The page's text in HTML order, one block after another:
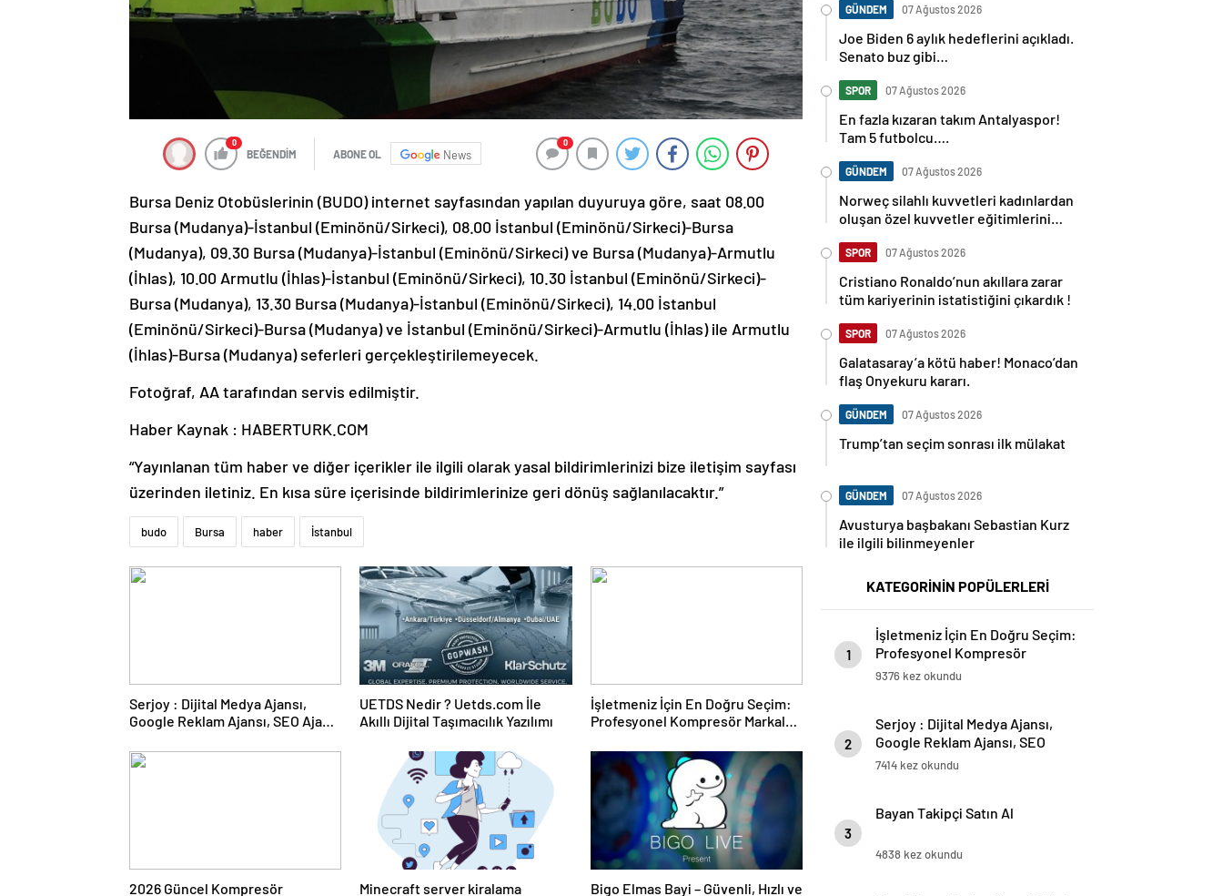
0
BEĞENDİM ABONE OL News
0
Bursa Deniz Otobüslerinin (BUDO) internet sayfasından yapılan duyuruya göre, saat 08.00
Bursa (Mudanya)-İstanbul (Eminönü/Sirkeci), 08.00 İstanbul (Eminönü/Sirkeci)-Bursa
(Mudanya), 09.30 Bursa (Mudanya)-İstanbul (Eminönü/Sirkeci) ve Bursa (Mudanya)-Armutlu
(İhlas), 10.00 Armutlu (İhlas)-İstanbul (Eminönü/Sirkeci), 10.30 İstanbul (Eminönü/Sirkeci)-
Bursa (Mudanya), 13.30 Bursa (Mudanya)-İstanbul (Eminönü/Sirkeci), 14.00 İstanbul
(Eminönü/Sirkeci)-Bursa (Mudanya) ve İstanbul (Eminönü/Sirkeci)-Armutlu (İhlas) ile Armutlu
(İhlas)-Bursa (Mudanya) seferleri gerçekleştirilemeyecek.
Fotoğraf, AA tarafından servis edilmiştir.
Haber Kaynak : HABERTURK.COM
“Yayınlanan tüm haber ve diğer içerikler ile ilgili olarak yasal bildirimlerinizi bize iletişim sayfası
üzerinden iletiniz. En kısa süre içerisinde bildirimlerinize geri dönüş sağlanılacaktır.”
budo Bursa haber İstanbul
Serjoy : Dijital Medya Ajansı,
Google Reklam Ajansı, SEO Ajansı
UETDS Nedir ? Uetds.com İle
Akıllı Dijital Taşımacılık Yazılımı
İşletmeniz İçin En Doğru Seçim:
Profesyonel Kompresör Markaları
2026 Güncel Kompresör
Minecraft server kiralama
Bigo Elmas Bayi – Güvenli, Hızlı ve
GÜNDEM 07 Ağustos 2026
Joe Biden 6 aylık hedeflerini açıkladı.
Senato buz gibi…
SPOR 07 Ağustos 2026
En fazla kızaran takım Antalyaspor!
Tam 5 futbolcu….
GÜNDEM 07 Ağustos 2026
Norweç silahlı kuvvetleri kadınlardan
oluşan özel kuvvetler eğitimlerini
SPOR 07 Ağustos 2026
Cristiano Ronaldo’nun akıllara zarar
tüm kariyerinin istatistiğini çıkardık !
SPOR 07 Ağustos 2026
Galatasaray’a kötü haber! Monaco’dan
flaş Onyekuru kararı.
GÜNDEM 07 Ağustos 2026
Trump’tan seçim sonrası ilk mülakat
GÜNDEM 07 Ağustos 2026
Avusturya başbakanı Sebastian Kurz
ile ilgili bilinmeyenler
KATEGORİNİN POPÜLERLERİ
1
İşletmeniz İçin En Doğru Seçim:
Profesyonel Kompresör
Markaları Rehberi
9376 kez okundu
2
Serjoy : Dijital Medya Ajansı,
Google Reklam Ajansı, SEO
Ajansı ve Web Tasarım Ajansı
7414 kez okundu
3
Bayan Takipçi Satın Al
4838 kez okundu